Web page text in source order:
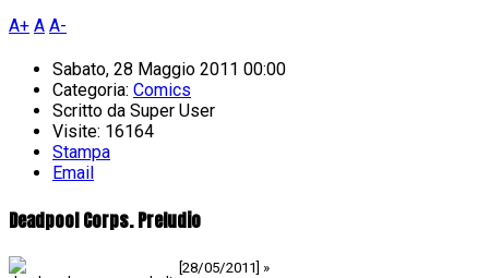
A+ A A-
Sabato, 28 Maggio 2011 00:00
Categoria: Comics
Scritto da Super User
Visite: 16164
Stampa
Email
Deadpool Corps. Preludio
[28/05/2011] »